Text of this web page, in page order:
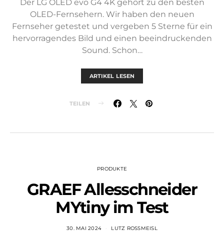
Der LG OLED evo G4 4K gehört zu den besten
OLED-Fernsehern. Wir haben den neuen
Fernseher getestet und vergeben 5 Sterne für ein
hervorragendes Bild und einen beeindruckenden
Sound. Schon…
ARTIKEL LESEN
TEILEN
PRODUKTE
GRAEF Allesschneider
MYtiny im Test
30. MAI 2024 LUTZ ROSSMEISL